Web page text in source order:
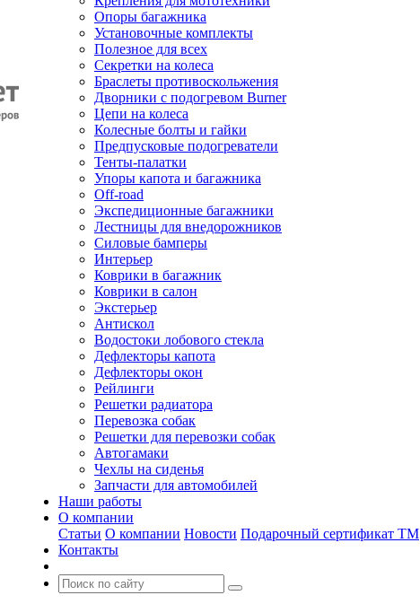
Опоры багажника
Установочные комплекты
Полезное для всех
Секретки на колеса
Браслеты противоскольжения
Дворники с подогревом Burner
Цепи на колеса
Колесные болты и гайки
Предпусковые подогреватели
Тенты-палатки
Упоры капота и багажника
Off-road
Экспедиционные багажники
Лестницы для внедорожников
Силовые бамперы
Интерьер
Коврики в багажник
Коврики в салон
Экстерьер
Антискол
Водостоки лобового стекла
Дефлекторы капота
Дефлекторы окон
Рейлинги
Решетки радиатора
Перевозка собак
Решетки для перевозки собак
Автогамаки
Чехлы на сиденья
Запчасти для автомобилей
Наши работы
О компании
Статьи О компании Новости Подарочный сертификат ТМ
Контакты